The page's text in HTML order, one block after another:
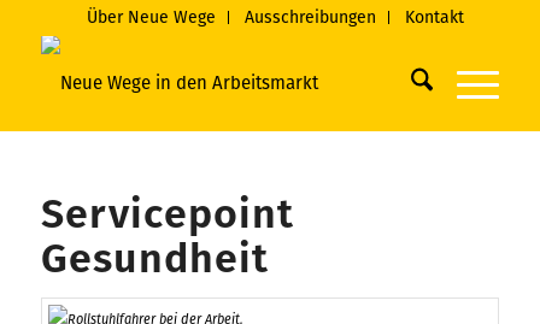
Über Neue Wege Ausschreibungen Kontakt
Servicepoint
Gesundheit